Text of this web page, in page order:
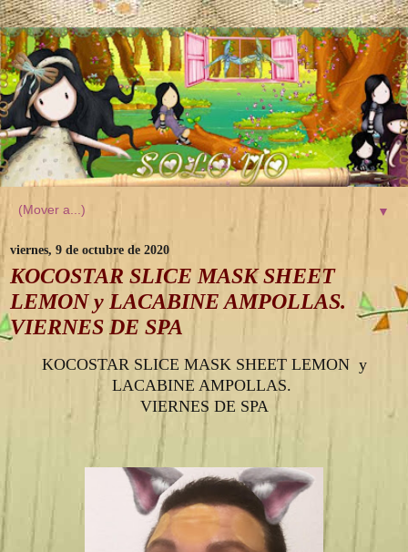
▼
viernes, 9 de octubre de 2020
KOCOSTAR SLICE MASK SHEET
LEMON y LACABINE AMPOLLAS.
VIERNES DE SPA
KOCOSTAR SLICE MASK SHEET LEMON y
LACABINE AMPOLLAS.
VIERNES DE SPA